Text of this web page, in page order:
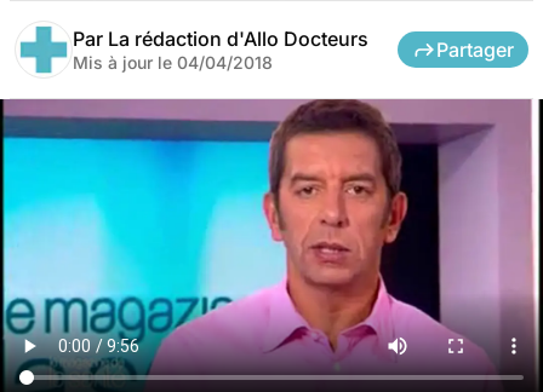
Par La rédaction d'Allo Docteurs
Mis à jour le 04/04/2018
Partager